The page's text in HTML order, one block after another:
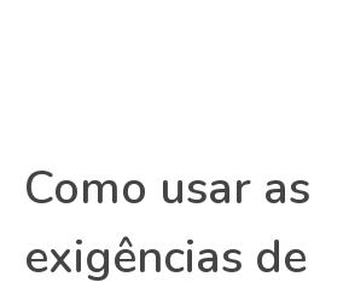
Como usar as
exigências de